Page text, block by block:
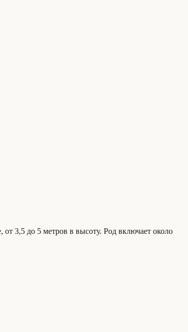
3,5 до 5 метров в высоту. Род включает около